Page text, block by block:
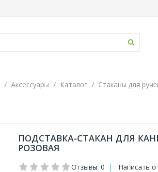
Аксессуары Каталог Стаканы для
ПОДСТАВКА-СТАКАН ДЛЯ
РОЗОВАЯ
Отзывы: 0 | Написать